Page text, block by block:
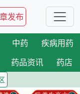
发布
中药
疾病用药
药品资讯 药店